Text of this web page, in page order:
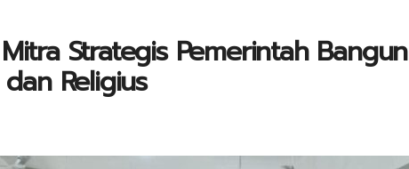
Strategis Pemerintah Bangun
Religius